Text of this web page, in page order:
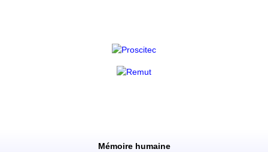
Mémoire humaine